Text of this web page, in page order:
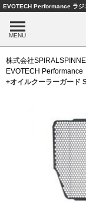
EVOTECH Performance ラ
MENU
株式会社
EVOTECH Performance
+オイルクーラーガード